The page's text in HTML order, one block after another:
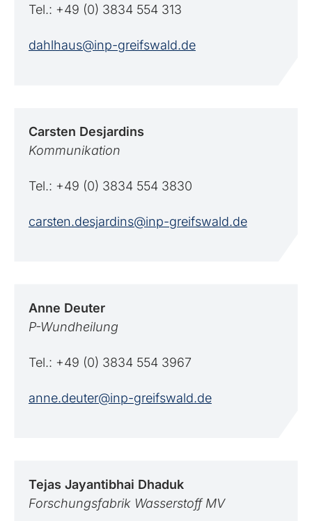
Tel.: +49 (0) 3834 554 313
dahlhaus@inp-greifswald.de
Carsten Desjardins
Kommunikation
Tel.: +49 (0) 3834 554 3830
carsten.desjardins@inp-greifswald.de
Anne Deuter
P-Wundheilung
Tel.: +49 (0) 3834 554 3967
anne.deuter@inp-greifswald.de
Tejas Jayantibhai Dhaduk
Forschungsfabrik Wasserstoff MV